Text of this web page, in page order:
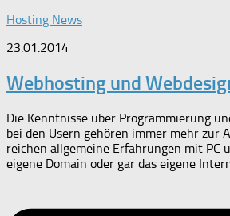
Hosting News
23.01.2014
Webhosting und
Die Kenntnisse über Programmierung
bei den Usern gehören immer mehr zur
reichen allgemeine Erfahrungen mit PC
eigene Domain oder gar das eigene